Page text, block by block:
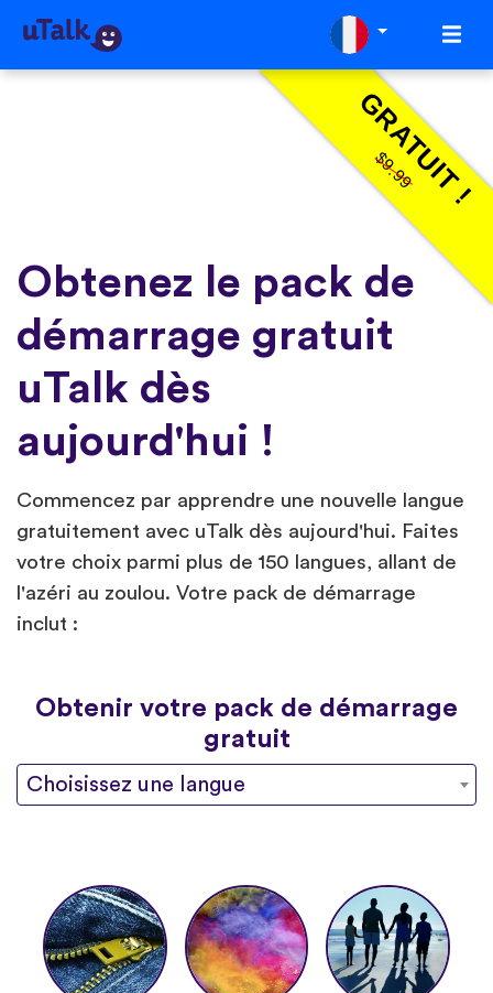
GRATUIT !
$9.99
Obtenez le pack de
démarrage gratuit
uTalk dès
aujourd'hui !
Commencez par apprendre une nouvelle langue
gratuitement avec uTalk dès aujourd'hui. Faites
votre choix parmi plus de 150 langues, allant de
l'azéri au zoulou. Votre pack de démarrage
inclut :
Obtenir votre pack de démarrage
gratuit
Choisissez une langue